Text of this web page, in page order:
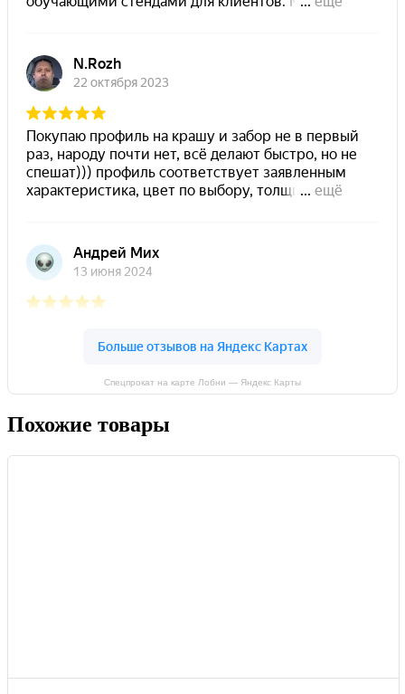
Спецпрокат на карте Лобни — Яндекс Карты
Похожие товары